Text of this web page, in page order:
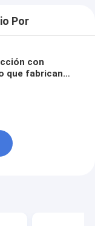
Por
con
que fabrican